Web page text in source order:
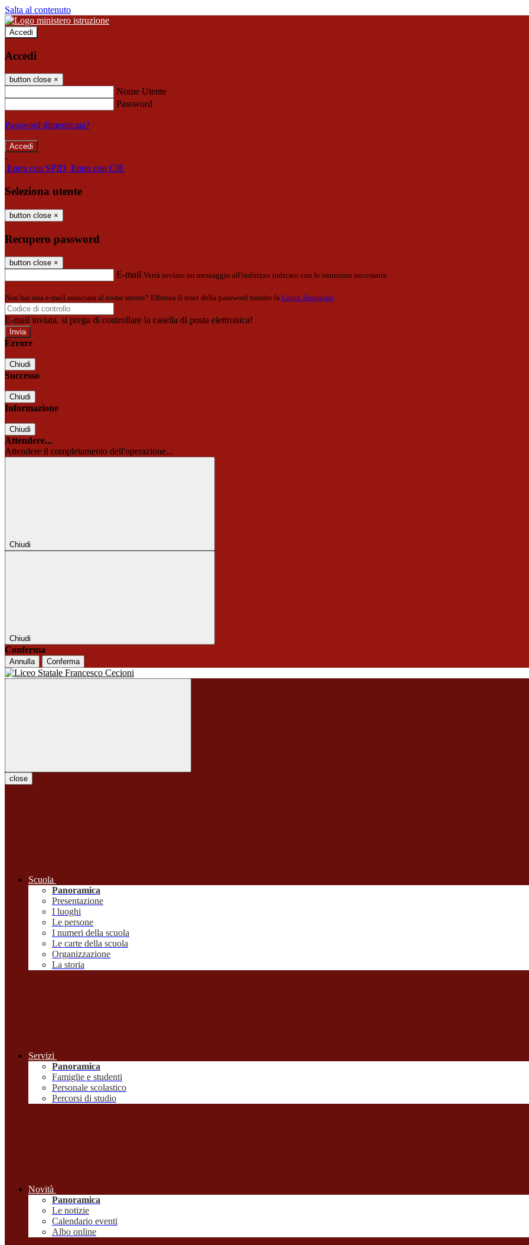
Salta al contenuto
Accedi
Accedi
button close ×
Nome Utente
Password
Password dimenticata?
-
Entra con SPID Entra con CIE
Seleziona utente
button close ×
Recupero password
button close ×
E-mail Verrà inviato un messaggio all'indirizzo indicato con le istruzioni necessarie.
Non hai una e-mail associata al nome utente? Effettua il reset della password tramite la Login Spaggiari
E-mail inviata, si prega di controllare la casella di posta elettronica!
Errore
Chiudi
Successo
Chiudi
Informazione
Chiudi
Attendere...
Attendere il completamento dell'operazione...
Chiudi
Chiudi
Conferma
Annulla Conferma
close
Scuola
Panoramica
Presentazione
I luoghi
Le persone
I numeri della scuola
Le carte della scuola
Organizzazione
La storia
Servizi
Panoramica
Famiglie e studenti
Personale scolastico
Percorsi di studio
Novità
Panoramica
Le notizie
Calendario eventi
Albo online